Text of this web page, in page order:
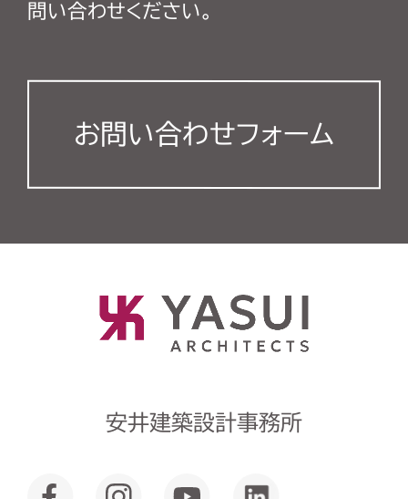
問い合わせください。
お問い合わせフォーム
安井建築設計事務所